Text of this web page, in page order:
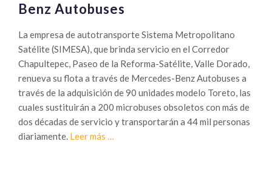
Benz Autobuses
La empresa de autotransporte Sistema Metropolitano
Satélite (SIMESA), que brinda servicio en el Corredor
Chapultepec, Paseo de la Reforma-Satélite, Valle Dorado,
renueva su flota a través de Mercedes-Benz Autobuses a
través de la adquisición de 90 unidades modelo Toreto, las
cuales sustituirán a 200 microbuses obsoletos con más de
dos décadas de servicio y transportarán a 44 mil personas
diariamente. Leer más …